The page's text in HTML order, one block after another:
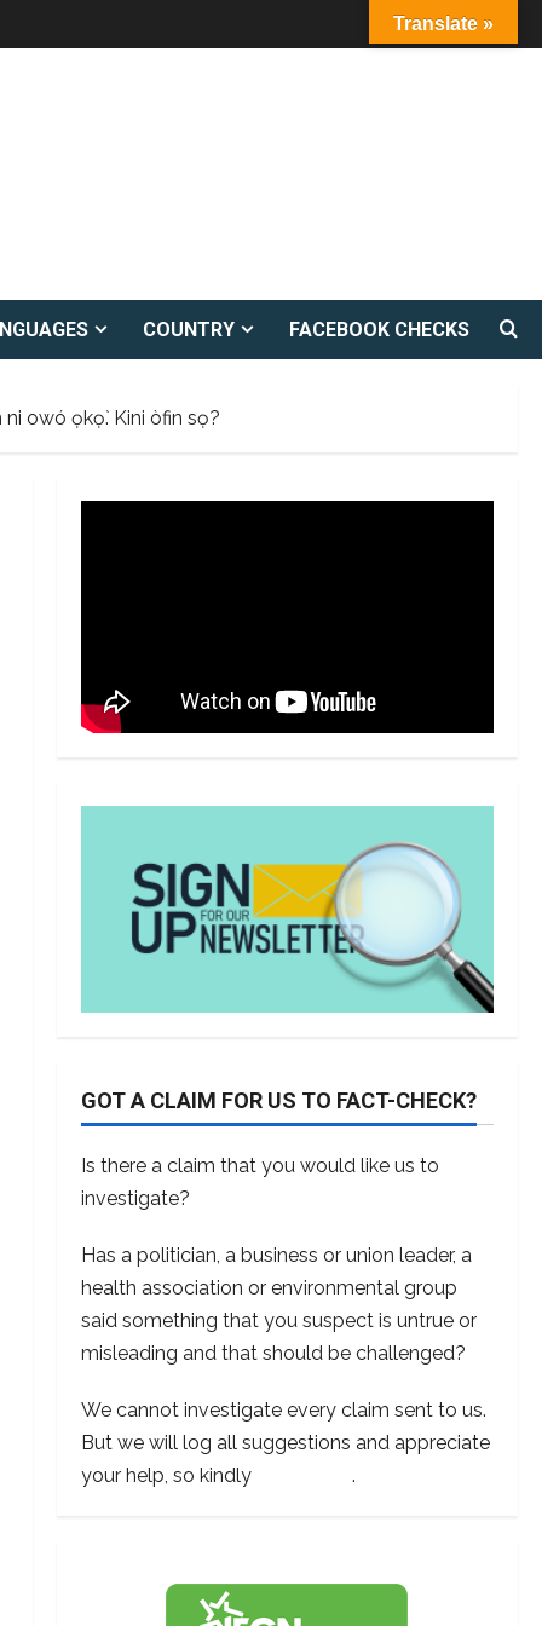
COUNTRY FACEBOOK CHECKS
ni owó ọkọ̀. Kini òfin sọ?
GOT A CLAIM FOR US TO FACT-CHECK?
Is there a claim that you would like us to
investigate?
Has a politician, a business or union leader, a
health association or environmental group
said something that you suspect is untrue or
misleading and that should be challenged?
We cannot investigate every claim sent to us.
But we will log all suggestions and appreciate
your help, so kindly
.
Translate »